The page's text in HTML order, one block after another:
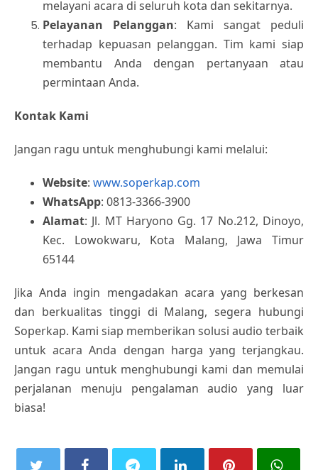
melayani acara di seluruh kota dan sekitarnya.
Pelayanan Pelanggan: Kami sangat peduli
terhadap kepuasan pelanggan. Tim kami siap
membantu Anda dengan pertanyaan atau
permintaan Anda.
Kontak Kami
Jangan ragu untuk menghubungi kami melalui:
Website: www.soperkap.com
WhatsApp: 0813-3366-3900
Alamat: Jl. MT Haryono Gg. 17 No.212, Dinoyo,
Kec. Lowokwaru, Kota Malang, Jawa Timur
65144
Jika Anda ingin mengadakan acara yang berkesan
dan berkualitas tinggi di Malang, segera hubungi
Soperkap. Kami siap memberikan solusi audio terbaik
untuk acara Anda dengan harga yang terjangkau.
Jangan ragu untuk menghubungi kami dan memulai
perjalanan menuju pengalaman audio yang luar
biasa!